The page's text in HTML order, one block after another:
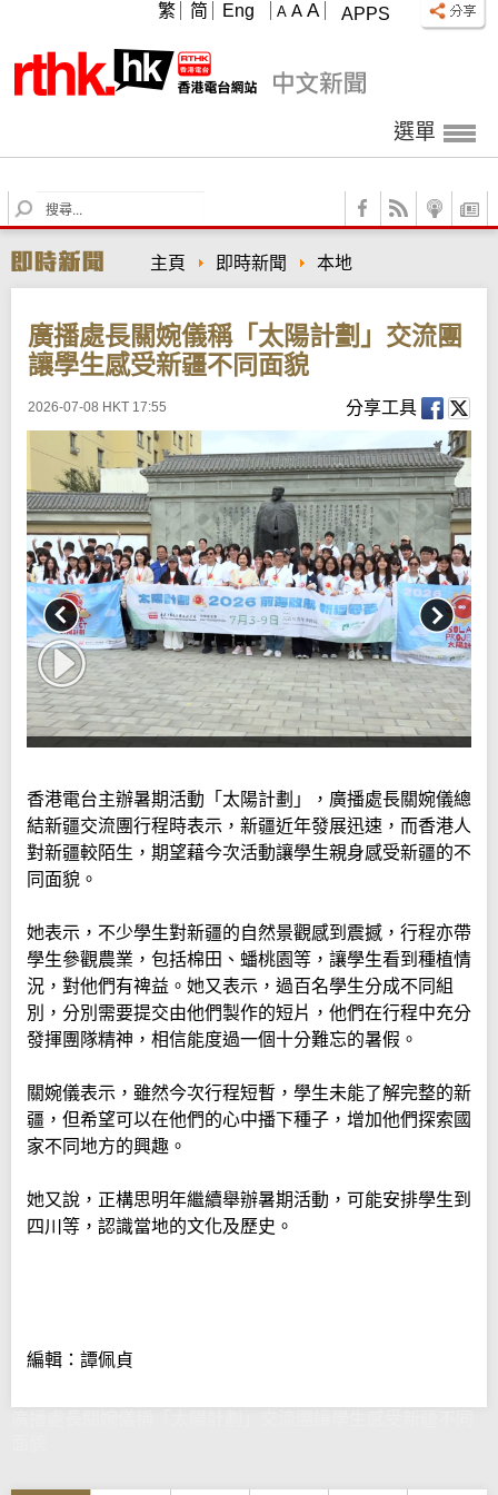
APPS
A A A
繁 简 Eng
選單
S
e
r
c
主頁 即時新聞 本地
廣播處長關婉儀稱「太陽計劃」交流團
讓學生感受新疆不同面貌
2026-07-08 HKT 17:55 分享工具
香港電台主辦暑期活動「太陽計劃」，廣播處長關婉儀總
結新疆交流團行程時表示，新疆近年發展迅速，而香港人
對新疆較陌生，期望藉今次活動讓學生親身感受新疆的不
同面貌。
她表示，不少學生對新疆的自然景觀感到震撼，行程亦帶
學生參觀農業，包括棉田、蟠桃園等，讓學生看到種植情
況，對他們有禆益。她又表示，過百名學生分成不同組
別，分別需要提交由他們製作的短片，他們在行程中充分
發揮團隊精神，相信能度過一個十分難忘的暑假。
關婉儀表示，雖然今次行程短暫，學生未能了解完整的新
疆，但希望可以在他們的心中播下種子，增加他們探索國
家不同地方的興趣。
她又說，正構思明年繼續舉辦暑期活動，可能安排學生到
四川等，認識當地的文化及歷史。
編輯：譚佩貞